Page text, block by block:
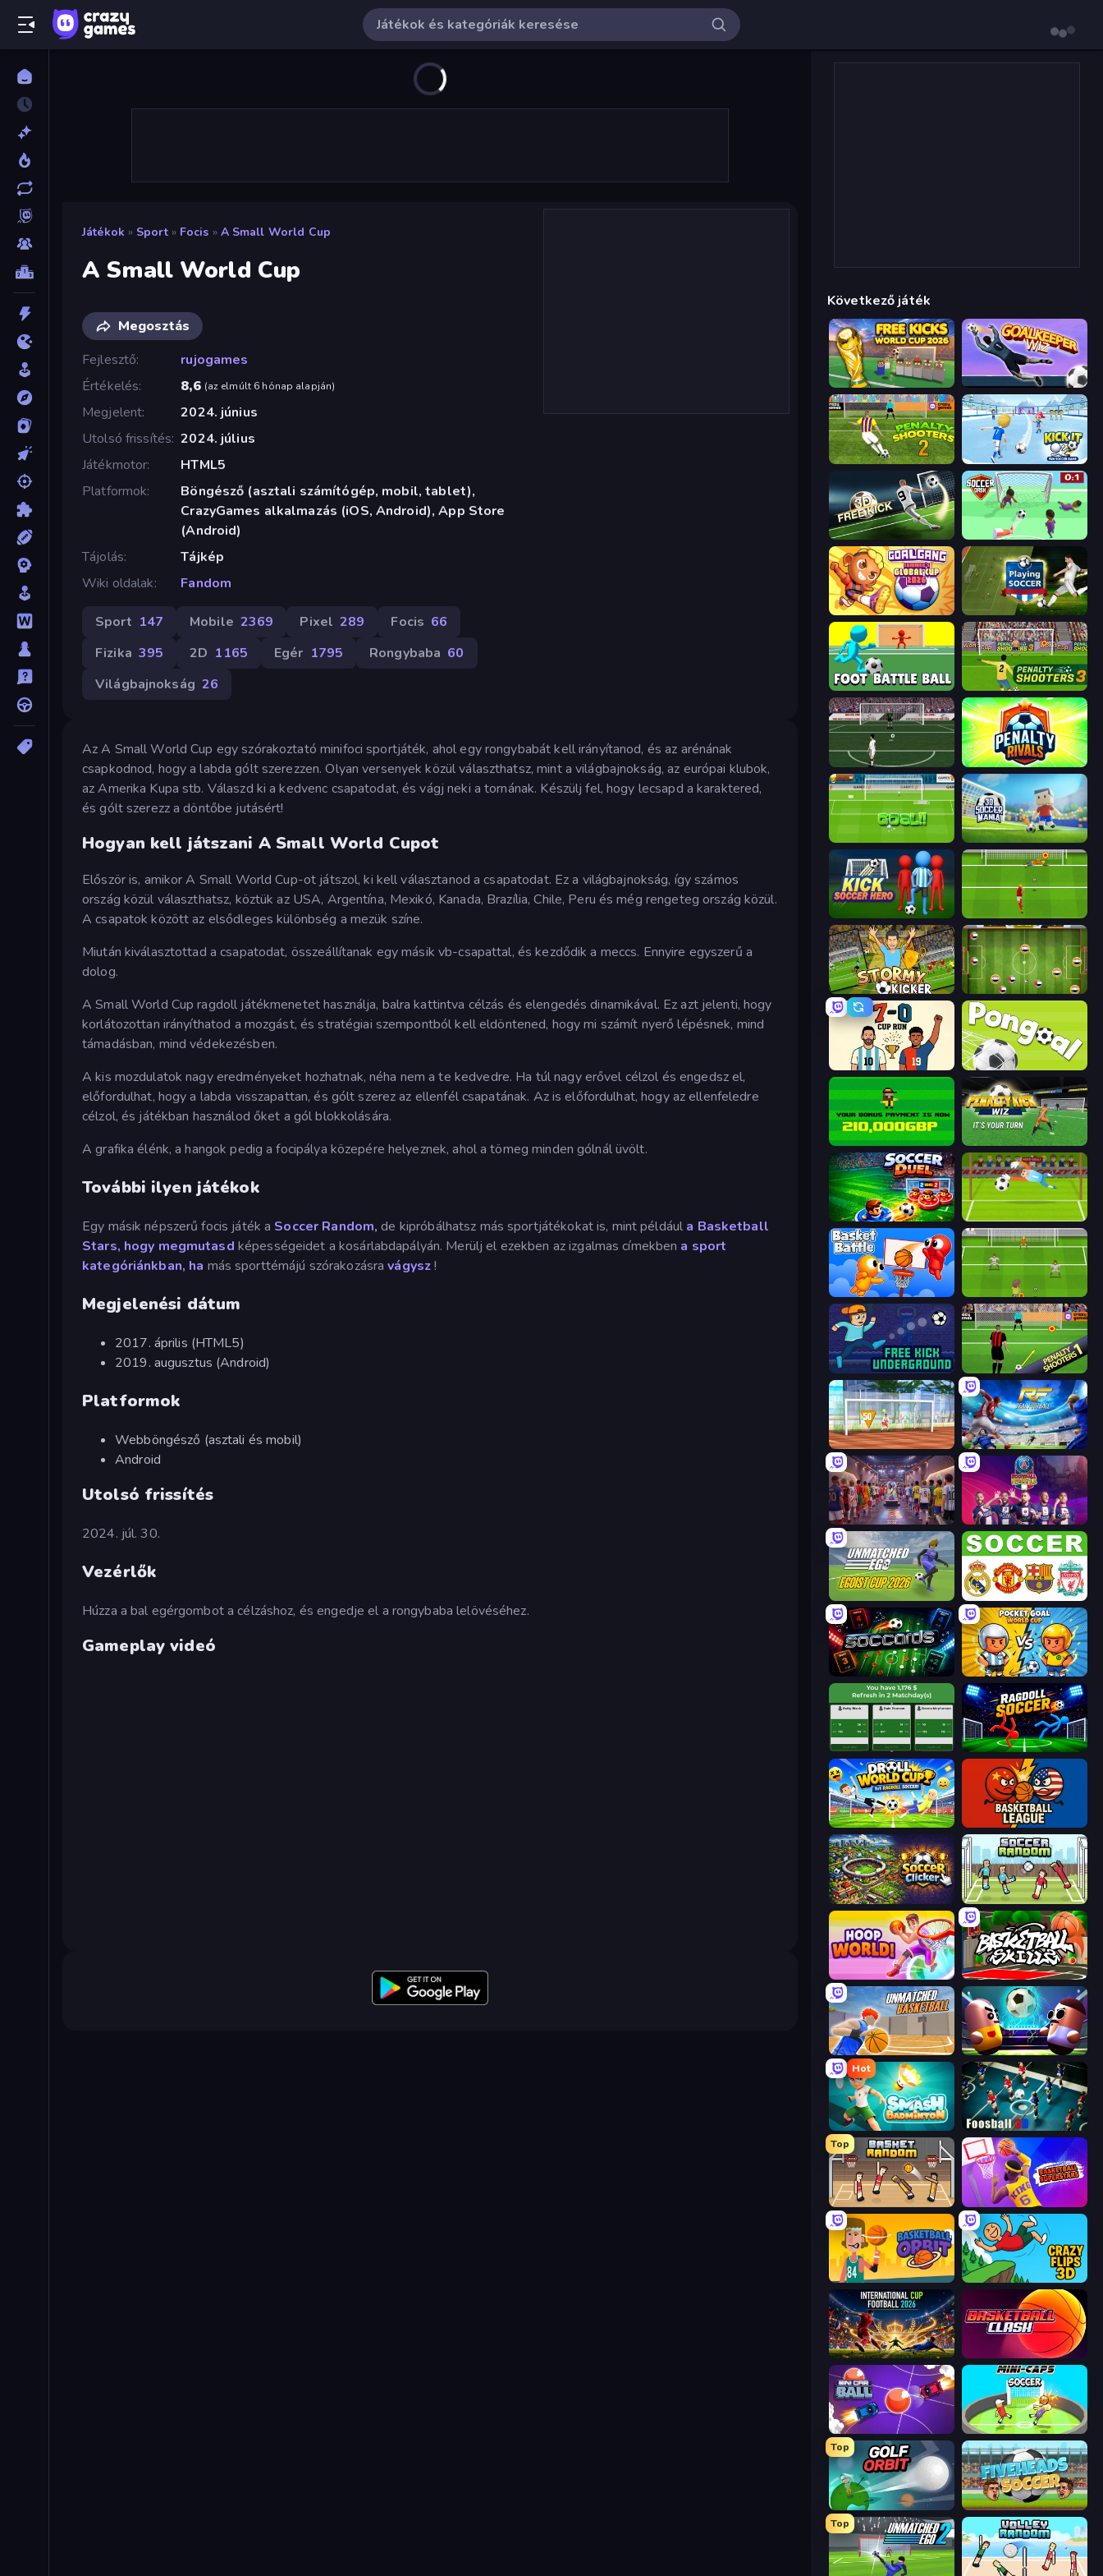
Játékok » Sport » Focis » A Small World Cup
A Small World Cup
Megosztás
Fejlesztő
rujogames
Értékelés
8,6 (az elmúlt 6 hónap alapján)
Megjelent
2024. június
Utolsó frissítés 2024. július
Játékmotor
HTML5
Platformok
Böngésző (asztali számítógép, mobil, tablet),
CrazyGames alkalmazás (iOS, Android), App Store
(Android)
Tájolás
Tájkép
Wiki oldalak
Fandom
Sport 147 Mobile 2369 Pixel 289 Focis 66
Fizika 395 2D 1165 Egér 1795 Rongybaba 60
Világbajnokság 26
Az A Small World Cup egy szórakoztató minifoci sportjáték, ahol egy rongybabát kell irányítanod, és az arénának
csapkodnod, hogy a labda gólt szerezzen. Olyan versenyek közül választhatsz, mint a világbajnokság, az európai klubok,
az Amerika Kupa stb. Válaszd ki a kedvenc csapatodat, és vágj neki a tornának. Készülj fel, hogy lecsapd a karaktered,
és gólt szerezz a döntőbe jutásért!
Hogyan kell játszani A Small World Cupot
Először is, amikor A Small World Cup-ot játszol, ki kell választanod a csapatodat. Ez a világbajnokság, így számos
ország közül választhatsz, köztük az USA, Argentína, Mexikó, Kanada, Brazília, Chile, Peru és még rengeteg ország közül.
A csapatok között az elsődleges különbség a mezük színe.
Miután kiválasztottad a csapatodat, összeállítanak egy másik vb-csapattal, és kezdődik a meccs. Ennyire egyszerű a
dolog.
A Small World Cup ragdoll játékmenetet használja, balra kattintva célzás és elengedés dinamikával. Ez azt jelenti, hogy
korlátozottan irányíthatod a mozgást, és stratégiai szempontból kell eldöntened, hogy mi számít nyerő lépésnek, mind
támadásban, mind védekezésben.
A kis mozdulatok nagy eredményeket hozhatnak, néha nem a te kedvedre. Ha túl nagy erővel célzol és engedsz el,
előfordulhat, hogy a labda visszapattan, és gólt szerez az ellenfél csapatának. Az is előfordulhat, hogy az ellenfeledre
célzol, és játékban használod őket a gól blokkolására.
A grafika élénk, a hangok pedig a focipálya közepére helyeznek, ahol a tömeg minden gólnál üvölt.
További ilyen játékok
Egy másik népszerű focis játék a Soccer Random, de kipróbálhatsz más sportjátékokat is, mint például a Basketball
Stars, hogy megmutasd képességeidet a kosárlabdapályán. Merülj el ezekben az izgalmas címekben a sport
kategóriánkban, ha más sporttémájú szórakozásravágysz!
Megjelenési dátum
2017. április (HTML5)
2019. augusztus (Android)
Platformok
Webböngésző (asztali és mobil)
Android
Utolsó frissítés
2024. júl. 30.
Vezérlők
Húzza a bal egérgombot a célzáshoz, és engedje el a rongybaba lelövéséhez.
Gameplay videó
Következő játék
Free Kicks World Cup 2026 Goalkeeper Wiz
Penalty Shooters 2 Kick It – Fun Soccer Game
Free Kick Classic (3D Free Kick) Soccer Dash
Goal Gang Playing Soccer
Foot Battle Ball Penalty Shooters 3
Bicycle Kick Champ Penalty Rivals
3D Soccer Mania
Kick Soccer Hero
Stormy Kicker Soccer Challenge
Pongoal
Bad Soccer Manager Penalty Kick Wiz
Soccer Duel Penalty Superstar
Basket Battle Drop Kick: World Cup
Free Kick Underground Penalty Shooters
Street Freekick 3D Real Football
CG FC 26 PSG Soccer Freestyle
Unmatched Ego European Football Quiz
Soccards Pocket Goal: World Cup
Idle Soccer Manager Ragdoll Soccer 2 Players
Droll World Cup Basketball League
Soccer Clicker Soccer Random
Hoop World 3D Basketball Skills
Unmatched Basketball Pill Soccer
Hot
Smash Badminton Foosball 3D
Top
Basket Random Basketball Superstars
Basketball Orbit Crazy Flips 3D
International Cup Football 2026 Basketball Clash
Mini Car Ball Mini-Caps: Soccer
Top
Golf Orbit Fiveheads Soccer
Top